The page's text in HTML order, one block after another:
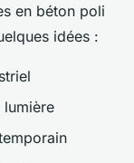
en béton poli
idées :
lumière